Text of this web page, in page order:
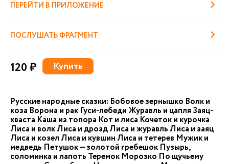
ПЕРЕЙТИ В ПРИЛОЖЕНИЕ
ПОСЛУШАТЬ ФРАГМЕНТ
120 ₽ Купить
Русские народные сказки: Бобовое зернышко Волк и
коза Ворона и рак Гуси-лебеди Журавль и цапля Заяц-
хваста Каша из топора Кот и лиса Кочеток и курочка
Лиса и волк Лиса и дрозд Лиса и журавль Лиса и заяц
Лиса и козел Лиса и кувшин Лиса и тетерев Мужик и
медведь Петушок — золотой гребешок Пузырь,
соломинка и лапоть Теремок Морозко По щучьему